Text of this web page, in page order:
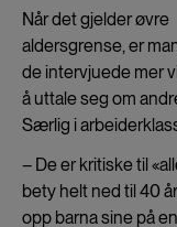
Når det gjelder øvre
aldersgrense, er
de intervjuede mer
å uttale seg om
Særlig i
– De er kritiske til
bety helt ned til 40
opp barna sine på